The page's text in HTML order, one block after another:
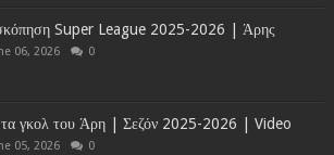
Super League 2025-2026 | Άρης
06, 2026 0
γκολ του Άρη | Σεζόν 2025-2026 | Video
05, 2026 0